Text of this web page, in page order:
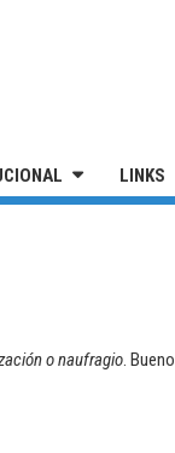
LINKS
o naufragio .